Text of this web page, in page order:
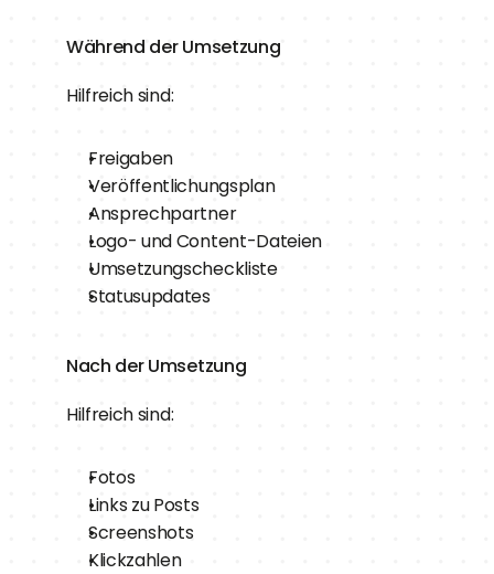
Während der Umsetzung
Hilfreich sind:
Freigaben
Veröffentlichungsplan
Ansprechpartner
Logo- und Content-Dateien
Umsetzungscheckliste
Statusupdates
Nach der Umsetzung
Hilfreich sind:
Fotos
Links zu Posts
Screenshots
Klickzahlen